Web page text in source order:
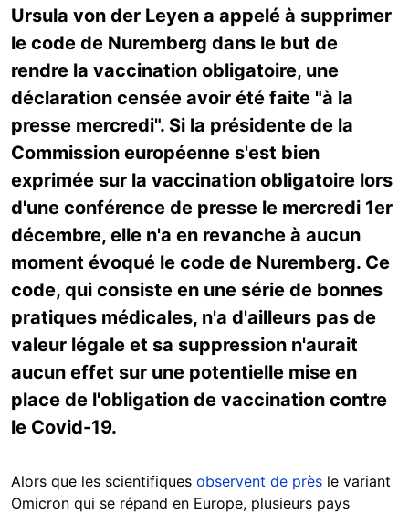
Ursula von der Leyen a appelé à supprimer
le code de Nuremberg dans le but de
rendre la vaccination obligatoire, une
déclaration censée avoir été faite "à la
presse mercredi". Si la présidente de la
Commission européenne s'est bien
exprimée sur la vaccination obligatoire lors
d'une conférence de presse le mercredi 1er
décembre, elle n'a en revanche à aucun
moment évoqué le code de Nuremberg. Ce
code, qui consiste en une série de bonnes
pratiques médicales, n'a d'ailleurs pas de
valeur légale et sa suppression n'aurait
aucun effet sur une potentielle mise en
place de l'obligation de vaccination contre
le Covid-19.
Alors que les scientifiques observent de près le variant
Omicron qui se répand en Europe, plusieurs pays